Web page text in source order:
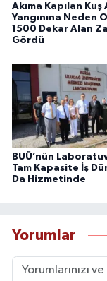
Akıma Kapılan Kuş
Yangınına Neden
1500 Dekar Alan
Gördü
BUÜ’nün
Tam Kapasite İş
Da Hizmetinde
Yorumlar